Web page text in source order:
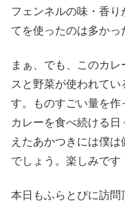
フェンネルの味・香
てを使ったのは多かっ
まぁ、でも、このカ
スと野菜が使われて
す。ものすごい量を
カレーを食べ続ける
えたあかつきには僕
でしょう。楽しみです
本日もふらとぴに訪問